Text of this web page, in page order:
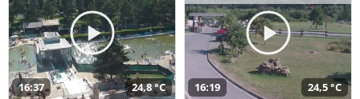
16:37 24,8 °C 16:19 24,5 °C